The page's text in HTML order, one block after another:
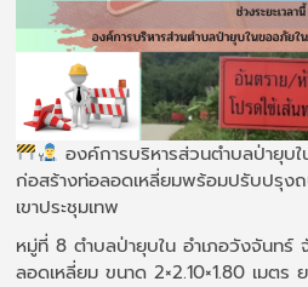
องค์การบริหารส่วนตำบลป่ายุบใ
ก่อสร้างท่อลอดเหลี่ยมพร้อมปรับปรุงถ
เขาประชุมเทพ
หมู่ที่ 8 ตำบลป่ายุบใน อำเภอวังจันทร์
ลอดเหลี่ยม ขนาด 2×2.10×1.80 เมตร